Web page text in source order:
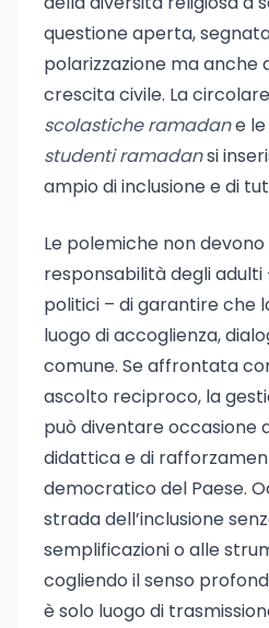
questione aperta,
polarizzazione ma anche
crescita civile. La
scolastiche ramadane le
studenti ramadansi
ampio di inclusione e di
Le polemiche non
responsabilità degli adulti
politici – di garantire che
luogo di accoglienza,
comune. Se affrontata
ascolto reciproco, la
può diventare occasione
didattica e di
democratico del Paese.
strada dell’inclusione
semplificazioni o alle
cogliendo il senso
è solo luogo di